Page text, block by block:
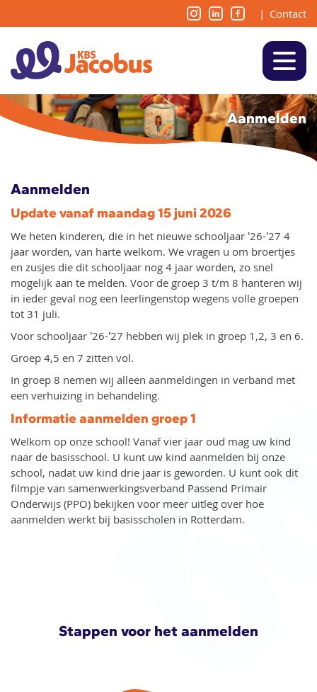
| Contact
Aanmelden
Aanmelden
Update vanaf maandag 15 juni 2026
We heten kinderen, die in het nieuwe schooljaar ’26-’27 4
jaar worden, van harte welkom. We vragen u om broertjes
en zusjes die dit schooljaar nog 4 jaar worden, zo snel
mogelijk aan te melden. Voor de groep 3 t/m 8 hanteren wij
in ieder geval nog een leerlingenstop wegens volle groepen
tot 31 juli.
Voor schooljaar ’26-’27 hebben wij plek in groep 1,2, 3 en 6.
Groep 4,5 en 7 zitten vol.
In groep 8 nemen wij alleen aanmeldingen in verband met
een verhuizing in behandeling.
Informatie aanmelden groep 1
Welkom op onze school! Vanaf vier jaar oud mag uw kind
naar de basisschool. U kunt uw kind aanmelden bij onze
school, nadat uw kind drie jaar is geworden. U kunt ook dit
filmpje van samenwerkingsverband Passend Primair
Onderwijs (PPO) bekijken voor meer uitleg over hoe
aanmelden werkt bij basisscholen in Rotterdam.
Stappen voor het aanmelden